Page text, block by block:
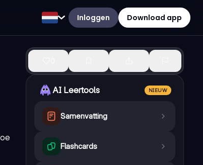
Inloggen Download app
AI Leertools NIEUW
Samenvatting
Flashcards